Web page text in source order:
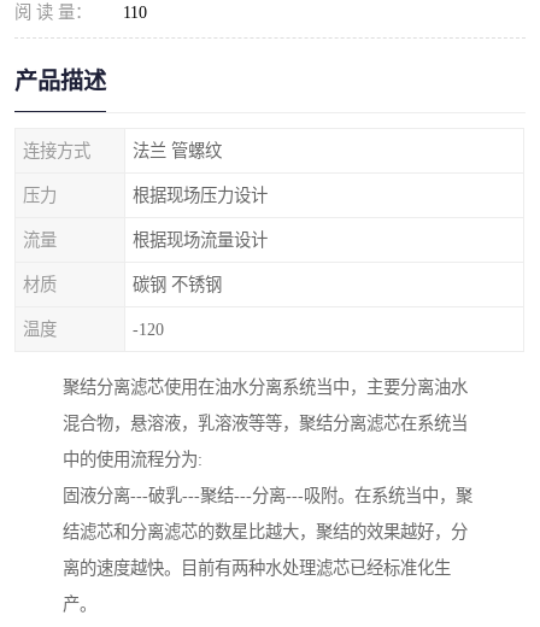
阅 读 量： 110
产品描述
连接方式 法兰 管螺纹
压力 根据现场压力设计
流量 根据现场流量设计
材质 碳钢 不锈钢
温度 -120
聚结分离滤芯使用在油水分离系统当中，主要分离油水
混合物，悬溶液，乳溶液等等，聚结分离滤芯在系统当
中的使用流程分为:
固液分离---破乳---聚结---分离---吸附。在系统当中，聚
结滤芯和分离滤芯的数星比越大，聚结的效果越好，分
离的速度越快。目前有两种水处理滤芯已经标准化生
产。